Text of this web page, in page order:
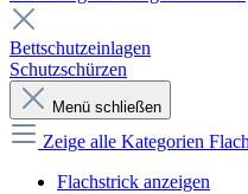
Bettschutzeinlagen
Schutzschürzen
Menü schließen
Zeige alle Kategorien
Flachstrick anzeigen